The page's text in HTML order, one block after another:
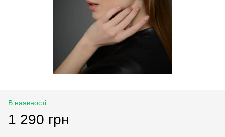
В наявності
1 290 грн